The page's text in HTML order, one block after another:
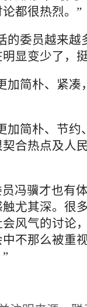
都很热烈。”
委员越来越
显变少了，
简朴、紧凑
简朴、节约
合热点及人
冯骥才也有
尤其深。很
风气的讨论
不那么被重